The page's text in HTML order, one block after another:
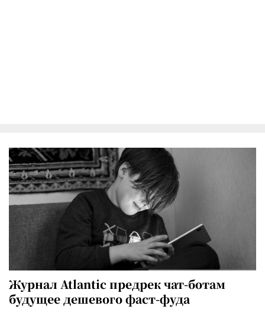
Журнал Atlantic предрек чат-ботам
будущее дешевого фаст-фуда